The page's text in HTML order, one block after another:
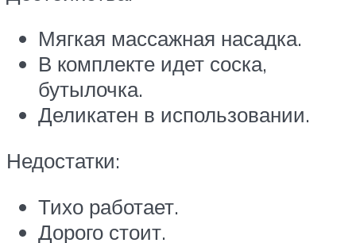
Мягкая массажная насадка.
В комплекте идет соска,
бутылочка.
Деликатен в использовании.
Недостатки:
Тихо работает.
Дорого стоит.